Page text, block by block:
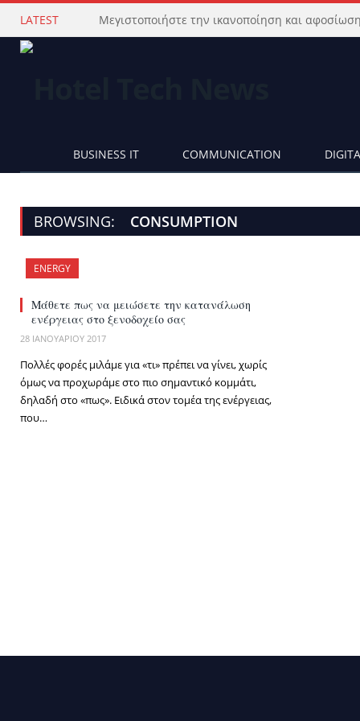
LATEST
BUSINESS IT COMMUNICATION
BROWSING: CONSUMPTION
ENERGY
Μάθετε πως να μειώσετε την κατανάλωση
ενέργειας στο ξενοδοχείο σας
28 ΙΑΝΟΥΑΡΊΟΥ 2017
Πολλές φορές μιλάμε για «τι» πρέπει να γίνει, χωρίς
όμως να προχωράμε στο πιο σημαντικό κομμάτι,
δηλαδή στο «πως». Ειδικά στον τομέα της ενέργειας,
που…